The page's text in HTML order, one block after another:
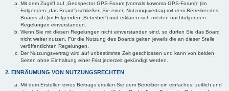
Mit dem Zugriff auf „Geospector GPS-Forum (vormals kowoma GPS-Forum)“ (im
Folgenden „das Board“) schließen Sie einen Nutzungsvertrag mit dem Betreiber des
Boards ab (im Folgenden „Betreiber“) und erklären sich mit den nachfolgenden
Regelungen einverstanden.
Wenn Sie mit diesen Regelungen nicht einverstanden sind, so dürfen Sie das Board
nicht weiter nutzen. Für die Nutzung des Boards gelten jeweils die an dieser Stelle
veröffentlichten Regelungen.
Der Nutzungsvertrag wird auf unbestimmte Zeit geschlossen und kann von beiden
Seiten ohne Einhaltung einer Frist jederzeit gekündigt werden.
2. EINRÄUMUNG VON NUTZUNGSRECHTEN
Mit dem Erstellen eines Beitrags erteilen Sie dem Betreiber ein einfaches, zeitlich und